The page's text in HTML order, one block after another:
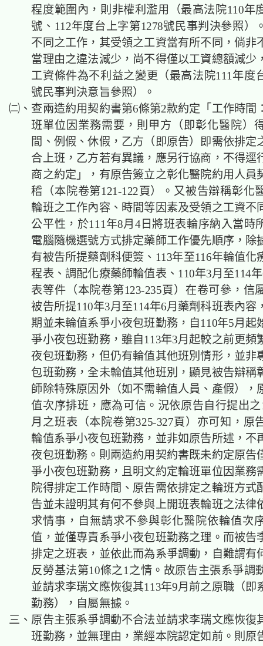
程度範圍內，則非權利濫用（最高法院110年
號、 112年度台上字第1278號民事判決參照）
不同之工作，其受領之工資當有所不同，倘非
當理由之違法減少，尚不得僅以工資總額減少
工資條件為不利益之變更（最高法院111年度
號民事判決意旨參照）。
㈡、查兩造約用契約書第6條第2款約定「工作時
班單位因業務需要，則甲方（即彰化醫院）
間、例假、休假，乙方（即原告）即需依排定
合上班，乙方若有異議，應另行協商，不得逕
商之約定」，有原告簽立之彰化醫院約用人員
稽（本院卷第121-122頁）。又被告辯稱彰化
輪班之工作內容、時間等因素及受領之工資不
公平性，於111年8月4日將班表輪序納入當時
電腦隨機選號方式排定藥師工作優先順序，除
有被告所提藥劑科便簽、113年至116年輪值化
程表、調配化療藥師輪值表、110年3月至114
表等件（本院卷第123-235頁）在卷可參，信
被告所提110年3月至114年6月藥劑科班表內容
期並未輪值系爭小夜包班勤務，自110年5月起
爭小夜包班勤務，雖自113年3月起較之前更頻
夜包班勤務，但仍有輪值其他班別情形，並非
包班勤務，全未輪值其他班別，顯見被告辯稱
師除特殊原因外（如不需輪值人員、產假），
值次序排班，應為可信。況依原告自行提出之
月之班表（本院卷第325-327頁）亦可知，原
輪值系爭小夜包班勤務，並非如原告所述，不
夜包班勤務。則兩造約用契約書既未約定原告
爭小夜包班勤務，且明文約定輪班單位因業務
院得排定工作時間、原告需依排定之輪班方式
告並未證明其有何不參與上開班表輪班之法律
求情事，自無請求不參與彰化醫院依輪值次
值，並僅專責系爭小夜包班勤務之理。而被告
排定之班表，並依此而為系爭調動，自難謂有
反勞基法第10條之1之情。故原告主張系爭調
並請求李瑞文應恢復其113年9月前之原職（即
勤務），自屬無據。
三、原告主張系爭調動不合法並請求李瑞文應恢復
班勤務，並無理由，業經本院認定如前。則原